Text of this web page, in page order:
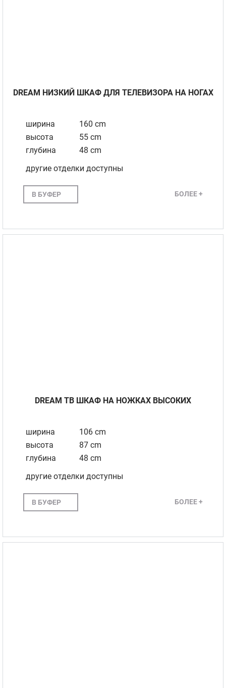
DREAM НИЗКИЙ ШКАФ ДЛЯ ТЕЛЕВИЗОРА НА НОГАХ
ширина
160 cm
высота
55 cm
глубина
48 cm
другие отделки доступны
В БУФЕР БОЛЕЕ +
DREAM ТВ ШКАФ НА НОЖКАХ ВЫСОКИХ
ширина
106 cm
высота
87 cm
глубина
48 cm
другие отделки доступны
В БУФЕР БОЛЕЕ +